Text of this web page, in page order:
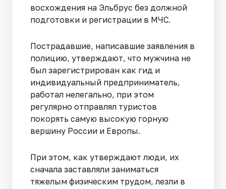
восхождения на Эльбрус без должной
подготовки и регистрации в МЧС.
Пострадавшие, написавшие заявления в
полицию, утверждают, что мужчина не
был зарегистрирован как гид и
индивидуальный предприниматель,
работал нелегально, при этом
регулярно отправлял туристов
покорять самую высокую горную
вершину России и Европы.
При этом, как утверждают люди, их
сначала заставляли заниматься
тяжелым физическим трудом, лезли в